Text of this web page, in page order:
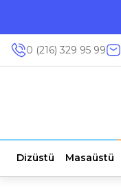
0 (216) 329 95 99
Dizüstü Masaüstü